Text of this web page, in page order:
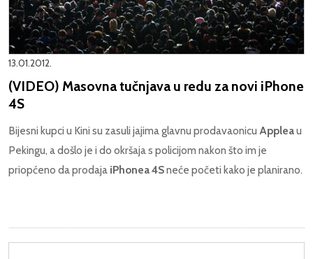
13.01.2012.
(VIDEO) Masovna tučnjava u redu za novi iPhone
4S
Bijesni kupci u Kini su zasuli jajima glavnu prodavaonicu Appleau
Pekingu, a došlo je i do okršaja s policijom nakon što im je
priopćeno da prodaja iPhonea 4Sneće početi kako je planirano.